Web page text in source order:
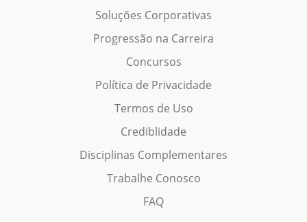
Soluções Corporativas
Progressão na Carreira
Concursos
Política de Privacidade
Termos de Uso
Crediblidade
Disciplinas Complementares
Trabalhe Conosco
FAQ